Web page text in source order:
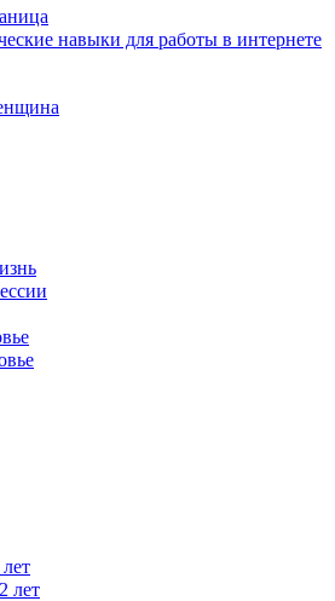
навыки для работы в интернете
лет